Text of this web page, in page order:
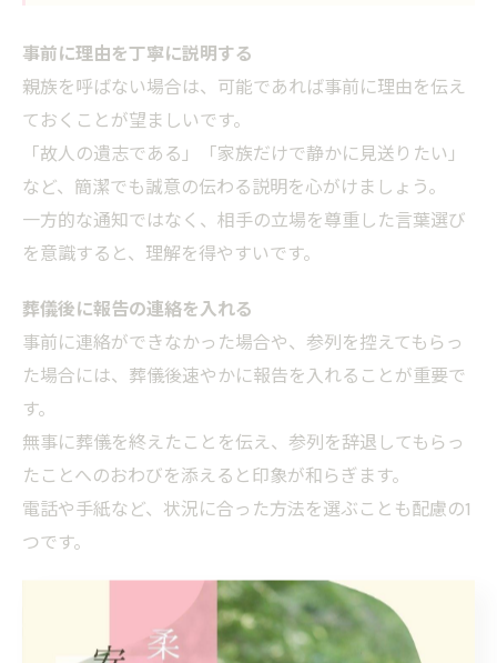
事前に理由を丁寧に説明する
親族を呼ばない場合は、可能であれば事前に理由を伝え
ておくことが望ましいです。
「故人の遺志である」「家族だけで静かに見送りたい」
など、簡潔でも誠意の伝わる説明を心がけましょう。
一方的な通知ではなく、相手の立場を尊重した言葉選び
を意識すると、理解を得やすいです。
葬儀後に報告の連絡を入れる
事前に連絡ができなかった場合や、参列を控えてもらっ
た場合には、葬儀後速やかに報告を入れることが重要で
す。
無事に葬儀を終えたことを伝え、参列を辞退してもらっ
たことへのおわびを添えると印象が和らぎます。
電話や手紙など、状況に合った方法を選ぶことも配慮の1
つです。
親族対応に不安がある場合は、葬儀会社に相談するのも